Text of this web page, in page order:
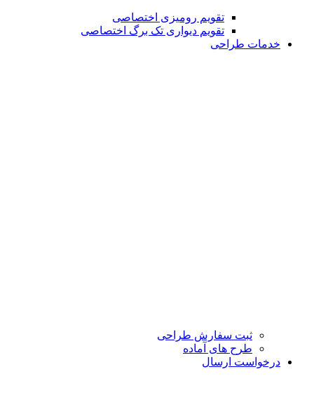
تقویم رومیزی اختصاصی
تقویم دیواری تک برگ اختصاصی
خدمات طراحی
ثبت سفارش طراحی
طرح های آماده
درخواست ارسال